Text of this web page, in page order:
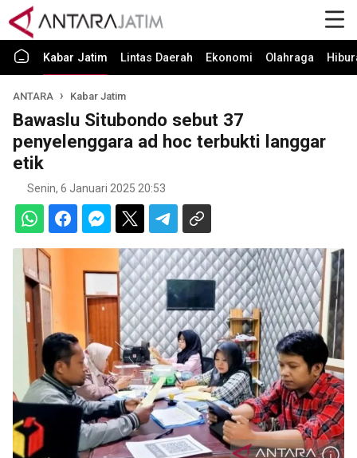
Kabar Jatim Lintas Daerah Ekonomi Olahraga
ANTARA Kabar Jatim
Bawaslu Situbondo sebut 37
penyelenggara ad hoc terbukti langgar
etik
Senin, 6 Januari 2025 20:53